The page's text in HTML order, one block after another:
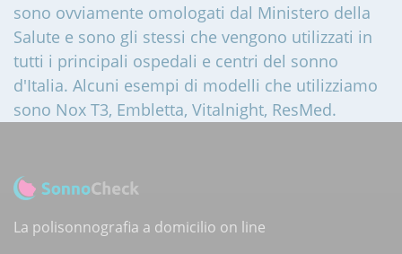
sono ovviamente omologati dal Ministero della
Salute e sono gli stessi che vengono utilizzati in
tutti i principali ospedali e centri del sonno
d'Italia. Alcuni esempi di modelli che utilizziamo
sono Nox T3, Embletta, Vitalnight, ResMed.
La polisonnografia a domicilio on line